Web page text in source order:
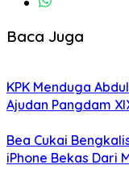
Baca Juga
KPK Menduga
Ajudan Pangdam
Bea Cukai
iPhone Bekas Dari